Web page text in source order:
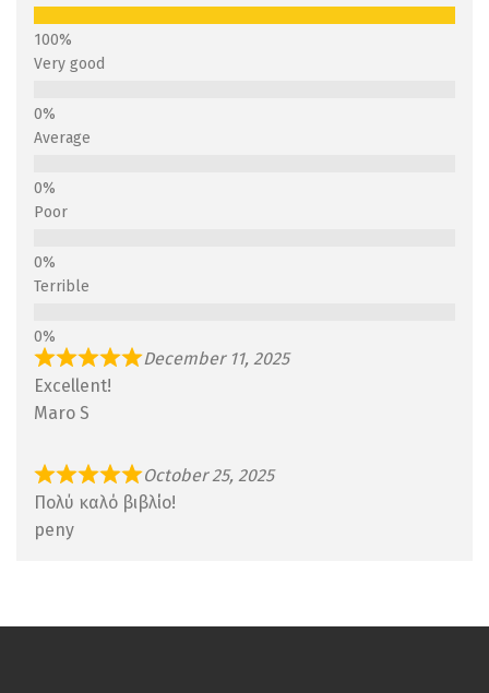
Very good
Average
Poor
Terrible
December 11, 2025
Excellent!
Maro S
October 25, 2025
Πολύ καλό βιβλίο!
peny